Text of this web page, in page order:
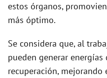
estos órganos,
más óptimo.
Se considera que, al
pueden generar
recuperación,